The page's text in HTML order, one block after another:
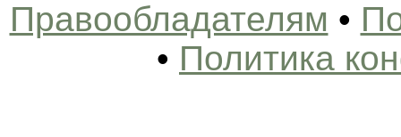
Правообладателям •
• Политика